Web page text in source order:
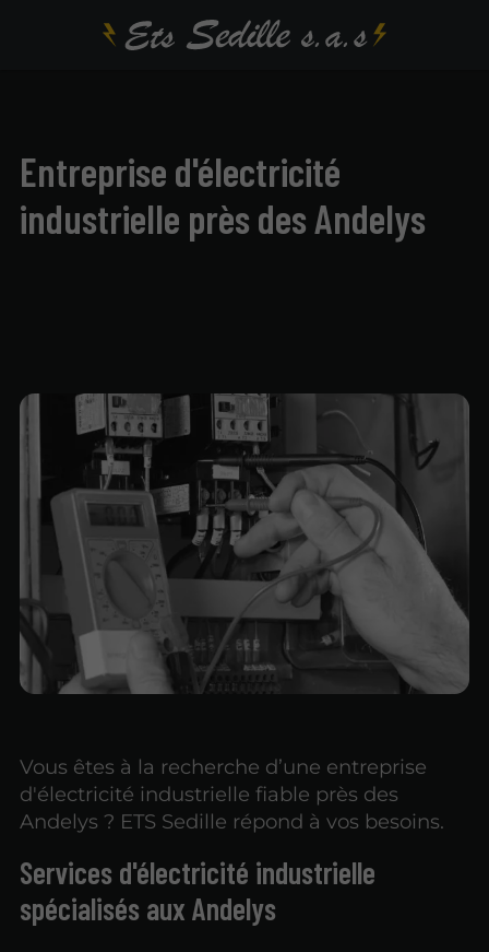
Entreprise d'électricité
industrielle près des Andelys
Vous êtes à la recherche d’une entreprise
d'électricité industrielle fiable près des
Andelys ? ETS Sedille répond à vos besoins.
Services d'électricité industrielle
spécialisés aux Andelys